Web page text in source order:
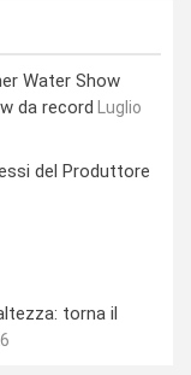
Water Show
da record
Luglio
del Produttore
torna il